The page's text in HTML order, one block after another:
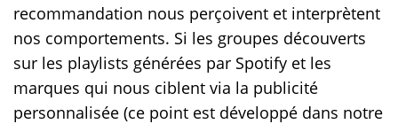
recommandation nous perçoivent et interprètent
nos comportements. Si les groupes découverts
sur les playlists générées par Spotify et les
marques qui nous ciblent via la publicité
personnalisée (ce point est développé dans notre